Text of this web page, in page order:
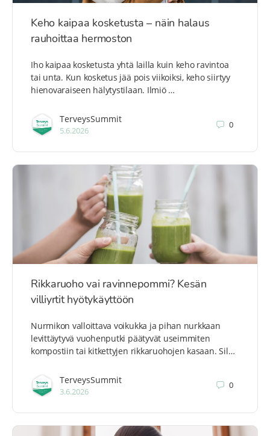
Keho kaipaa kosketusta – näin halaus
rauhoittaa hermoston
Iho kaipaa kosketusta yhtä lailla kuin keho ravintoa
tai unta. Kun kosketus jää pois viikoiksi, keho siirtyy
hienovaraiseen hälytystilaan. Ilmiö …
TerveysSummit
5.6.2026
0
Rikkaruoho vai ravinnepommi? Kesän
villiyrtit hyötykäyttöön
Nurmikon valloittava voikukka ja pihan nurkkaan
levittäytyvä vuohenputki päätyvät useimmiten
kompostiin tai kitkettyjen rikkaruohojen kasaan. Sil…
TerveysSummit
3.6.2026
0